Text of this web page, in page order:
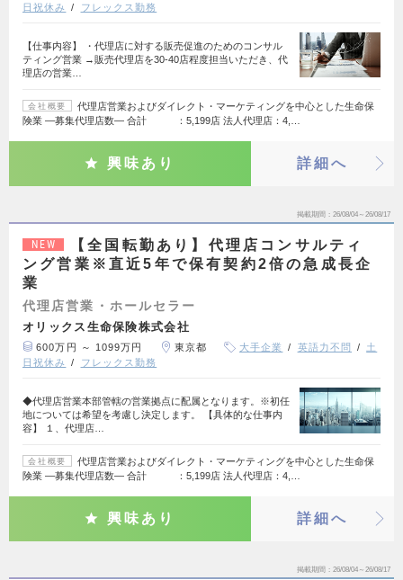
日祝休み フレックス勤務
【仕事内容】 ・代理店に対する販売促進のためのコンサル
ティング営業 →販売代理店を30-40店程度担当いただき、代
理店の営業…
会社概要
代理店営業およびダイレクト・マーケティングを中心とした生命保
険業 ―募集代理店数― 合計 ：5,199店 法人代理店：4,…
興味あり 詳細へ
掲載期間 26/08/04～26/08/17
NEW
【全国転勤あり】代理店コンサルティ
ング営業※直近5年で保有契約2倍の急成長企
業
代理店営業・ホールセラー
オリックス生命保険株式会社
600万円 ～ 1099万円 東京都 大手企業 英語力不問
土
日祝休み
フレックス勤務
◆代理店営業本部管轄の営業拠点に配属となります。※初任
地については希望を考慮し決定します。 【具体的な仕事内
容】 １、代理店…
会社概要
代理店営業およびダイレクト・マーケティングを中心とした生命保
険業 ―募集代理店数― 合計 ：5,199店 法人代理店：4,…
興味あり 詳細へ
掲載期間 26/08/04～26/08/17